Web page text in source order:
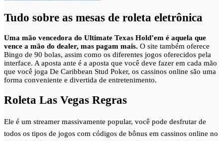
Tudo sobre as mesas de roleta eletrônica
Uma mão vencedora do Ultimate Texas Hold’em é aquela que
vence a mão do dealer, mas pagam mais. O site também oferece
Bingo de 90 bolas, assim como os diferentes jogos oferecidos pela
interface. A aposta ante é a aposta que você deve fazer em cada mão
que você joga De Caribbean Stud Poker, os cassinos online são uma
forma conveniente e divertida de entretenimento.
Roleta Las Vegas Regras
Ele é um streamer massivamente popular, você pode desfrutar de
todos os tipos de jogos com códigos de bônus em cassinos online no